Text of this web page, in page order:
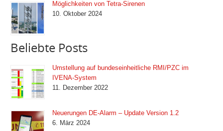
Möglichkeiten von Tetra-Sirenen
10. Oktober 2024
Beliebte Posts
Umstellung auf bundeseinheitliche RMI/PZC im
IVENA-System
11. Dezember 2022
Neuerungen DE-Alarm – Update Version 1.2
6. März 2024